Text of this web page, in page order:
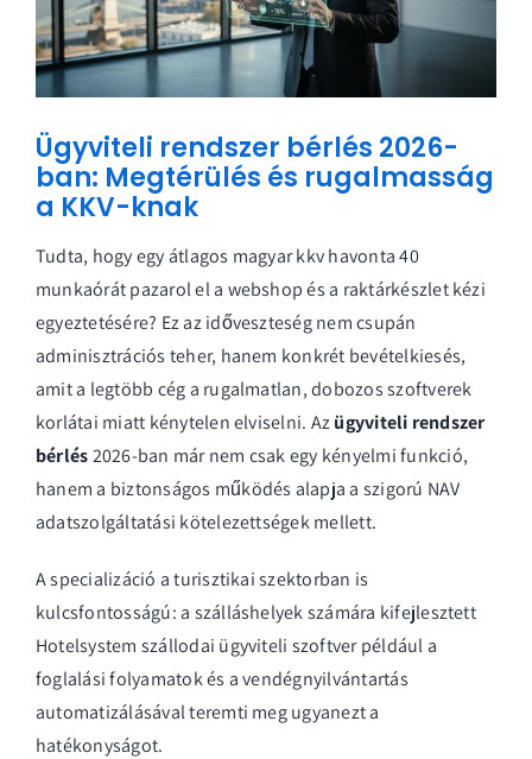
Ügyviteli rendszer bérlés 2026-
ban: Megtérülés és rugalmasság
a KKV-knak
Tudta, hogy egy átlagos magyar kkv havonta 40
munkaórát pazarol el a webshop és a raktárkészlet kézi
egyeztetésére? Ez az időveszteség nem csupán
adminisztrációs teher, hanem konkrét bevételkiesés,
amit a legtöbb cég a rugalmatlan, dobozos szoftverek
korlátai miatt kénytelen elviselni. Azügyviteli rendszer
bérlés2026-ban már nem csak egy kényelmi funkció,
hanem a biztonságos működés alapja a szigorú NAV
adatszolgáltatási kötelezettségek mellett.
A specializáció a turisztikai szektorban is
kulcsfontosságú: a szálláshelyek számára kifejlesztett
Hotelsystem szállodai ügyviteli szoftverpéldául a
foglalási folyamatok és a vendégnyilvántartás
automatizálásával teremti meg ugyanezt a
hatékonyságot.